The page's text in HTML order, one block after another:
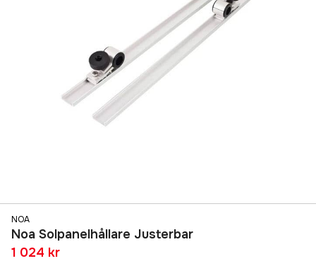
NOA
Noa Solpanelhållare Justerbar
1 024 kr